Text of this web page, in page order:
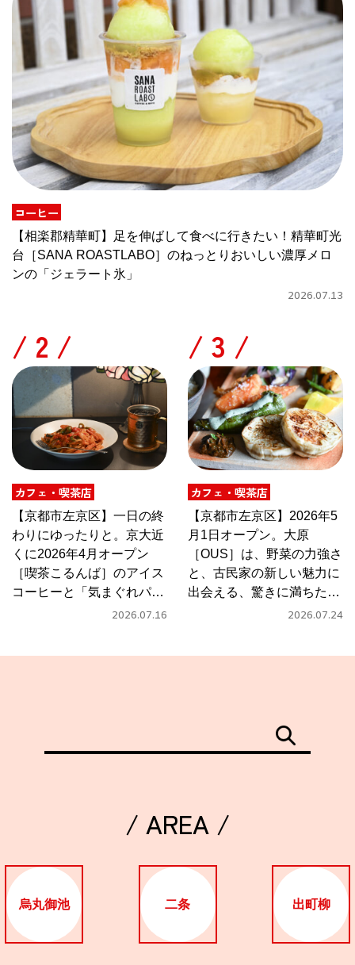
コーヒー
【相楽郡精華町】足を伸ばして食べに行きたい！精華町光
台［SANA ROASTLABO］のねっとりおいしい濃厚メロ
ンの「ジェラート氷」
2026.07.13
/
カフェ・喫茶店
【京都市左京区】一日の終
わりにゆったりと。京大近
くに2026年4月オープン
［喫茶こるんば］のアイス
コーヒーと「気まぐれパス
2026.07.16
/
カフェ・喫茶店
【京都市左京区】2026年5
月1日オープン。大原
［OUS］は、野菜の力強さ
と、古民家の新しい魅力に
出会える、驚きに満ちたカ
2026.07.24
/ AREA /
烏丸御池 二条 出町柳